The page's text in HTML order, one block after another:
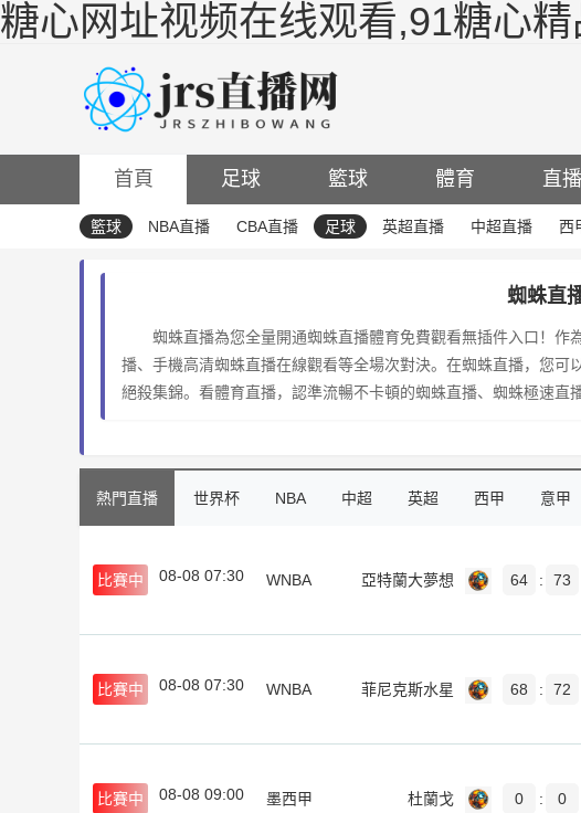
糖心网址视频在线观看,91糖心
首頁 足球 籃球 體育 直播
籃球 NBA直播 CBA直播 足球 英超直播 中超直播 西
蜘蛛直
蜘蛛直播為您全量開通蜘蛛直播體育免費觀看無插件入口！
播、手機高清蜘蛛直播在線觀看等全場次對決。在蜘蛛直播，您
絕殺集錦。看體育直播，認準流暢不卡頓的蜘蛛直播、蜘蛛極速直播
熱門直播 世界杯 NBA 中超 英超 西甲 意甲
比賽中 08-08 07:30 WNBA 亞特蘭大夢想 64 : 73
比賽中 08-08 07:30 WNBA 菲尼克斯水星 68 : 72
比賽中 08-08 09:00 墨西甲 杜蘭戈 0 : 0